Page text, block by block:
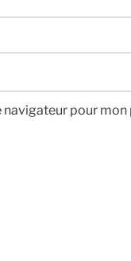
navigateur pour